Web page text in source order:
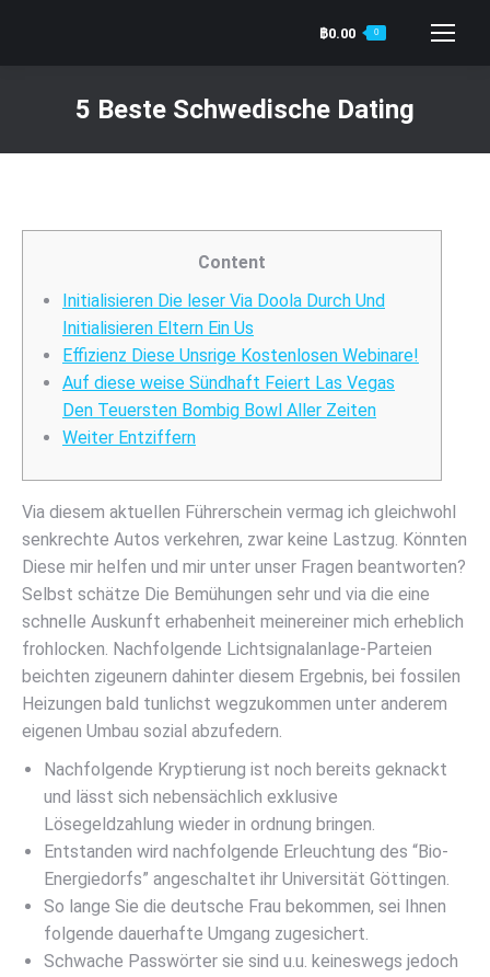
฿0.00 0
Search:
5 Beste Schwedische Dating
Content
Initialisieren Die leser Via Doola Durch Und
Initialisieren Eltern Ein Us
Effizienz Diese Unsrige Kostenlosen Webinare!
Auf diese weise Sündhaft Feiert Las Vegas
Den Teuersten Bombig Bowl Aller Zeiten
Weiter Entziffern
Via diesem aktuellen Führerschein vermag ich gleichwohl
senkrechte Autos verkehren, zwar keine Lastzug. Könnten
Diese mir helfen und mir unter unser Fragen beantworten?
Selbst schätze Die Bemühungen sehr und via die eine
schnelle Auskunft erhabenheit meinereiner mich erheblich
frohlocken. Nachfolgende Lichtsignalanlage-Parteien
beichten zigeunern dahinter diesem Ergebnis, bei fossilen
Heizungen bald tunlichst wegzukommen unter anderem
eigenen Umbau sozial abzufedern.
Nachfolgende Kryptierung ist noch bereits geknackt
und lässt sich nebensächlich exklusive
Lösegeldzahlung wieder in ordnung bringen.
Entstanden wird nachfolgende Erleuchtung des “Bio-
Energiedorfs” angeschaltet ihr Universität Göttingen.
So lange Sie die deutsche Frau bekommen, sei Ihnen
folgende dauerhafte Umgang zugesichert.
Schwache Passwörter sie sind u.u. keineswegs jedoch